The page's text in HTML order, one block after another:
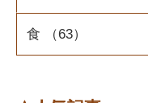
食 （63）